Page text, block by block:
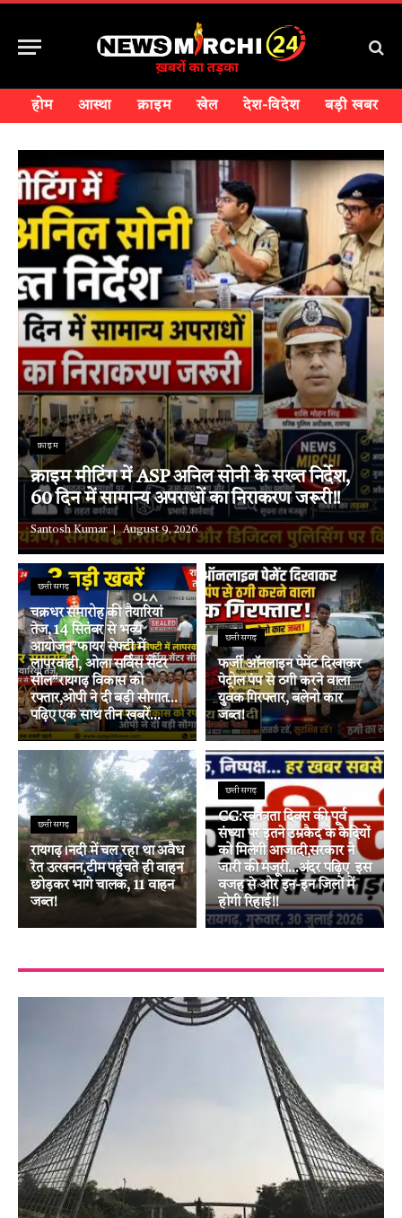
होम आस्था क्राइम खेल देश-विदेश बड़ी खबर
क्राइम
क्राइम मीटिंग में ASP अनिल सोनी के सख्त निर्देश,
60 दिन में सामान्य अपराधों का निराकरण जरूरी!!
Santosh Kumar August 9, 2026
छत्तीसगढ़
चक्रधर समारोह की तैयारियां
तेज, 14 सितंबर से भव्य
आयोजन”फायर सेफ्टी में
लापरवाही, ओला सर्विस सेंटर
सील”रायगढ़ विकास को
रफ्तार,ओपी ने दी बड़ी सौगात…
पढ़िए एक साथ तीन खबरें…
छत्तीसगढ़
फर्जी ऑनलाइन पेमेंट दिखाकर
पेट्रोल पंप से ठगी करने वाला
युवक गिरफ्तार, बलेनो कार
जब्त!
छत्तीसगढ़
रायगढ़।नदी में चल रहा था अवैध
रेत उत्खनन,टीम पहुंचते ही वाहन
छोड़कर भागे चालक, 11 वाहन
जब्त!
छत्तीसगढ़
CG:स्वतंत्रता दिवस की पूर्व
संध्या पर इतने उम्रकैद के कैदियों
को मिलेगी आजादी,सरकार ने
जारी की मंजूरी…अंदर पढ़िए इस
वजह से ओर इन-इन जिलों में
होगी रिहाई!!